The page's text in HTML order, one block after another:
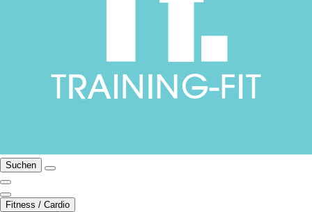
Suchen
Fitness / Cardio